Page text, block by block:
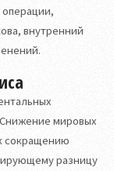
внутренний
мировых
сокращению
разницу